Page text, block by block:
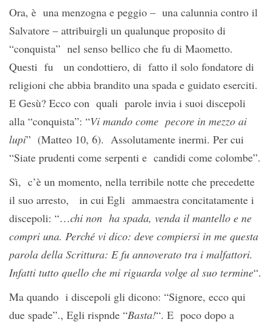
Ora, è una menzogna e peggio – una calunnia contro il
Salvatore – attribuirgli un qualunque proposito di
“conquista” nel senso bellico che fu di Maometto.
Questi fu un condottiero, di fatto il solo fondatore di
religioni che abbia brandito una spada e guidato eserciti.
E Gesù? Ecco con quali parole invia i suoi discepoli
alla “conquista”: “Vi mando come pecore in mezzo ai
lupi” (Matteo 10, 6). Assolutamente inermi. Per cui
“Siate prudenti come serpenti e candidi come colombe”.
Sì, c’è un momento, nella terribile notte che precedette
il suo arresto, in cui Egli ammaestra concitatamente i
discepoli: “…chi non ha spada, venda il mantello e ne
compri una. Perché vi dico: deve compiersi in me questa
parola della Scrittura: E fu annoverato tra i malfattori.
Infatti tutto quello che mi riguarda volge al suo termine“.
Ma quando i discepoli gli dicono: “Signore, ecco qui
due spade”., Egli rispnde “Basta!“. E poco dopo a